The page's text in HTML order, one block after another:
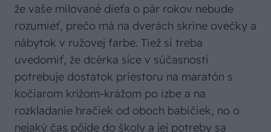
že vaše milované dieťa o pár rokov nebude
rozumieť, prečo má na dverách skrine ovečky a
nábytok v ružovej farbe. Tiež si treba
uvedomiť, že dcérka síce v súčasnosti
potrebuje dostatok priestoru na maratón s
kočiarom krížom-krážom po izbe a na
rozkladanie hračiek od oboch babičiek, no o
nejaký čas pôjde do školy a jej potreby sa